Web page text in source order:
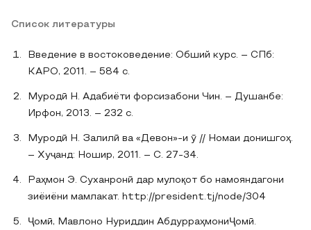
Список литературы
Введение в востоковедение: Обший курс. – СПб:
КАРО, 2011. – 584 с.
Муродӣ Н. Адабиёти форсизабони Чин. – Душанбе:
Ирфон, 2013. – 232 с.
Муродӣ Н. Залилӣ ва «Девон»-и ӯ // Номаи донишгоҳ.
– Хуҷанд: Ношир, 2011. – С. 27-34.
Раҳмон Э. Суханронӣ дар мулоқот бо намояндагони
зиёиёни мамлакат. http://president.tj/node/304
Ҷомӣ, Мавлоно Нуриддин АбдурраҳмониҶомӣ.